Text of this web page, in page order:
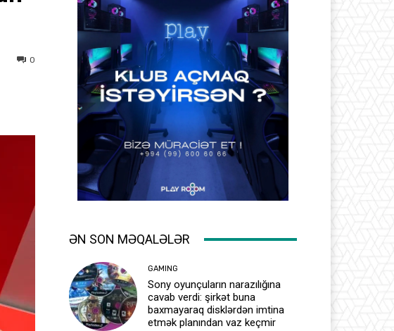
0
ƏN SON MƏQALƏLƏR
GAMING
Sony oyunçuların narazılığına
cavab verdi: şirkət buna
baxmayaraq disklərdən imtina
etmək planından vaz keçmir